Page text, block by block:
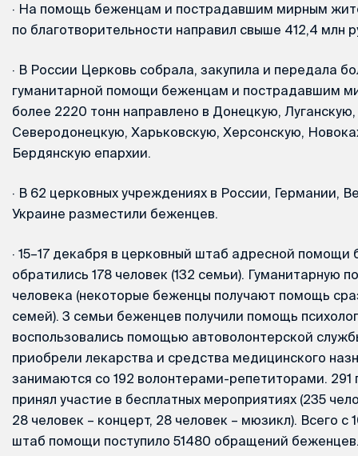
· На помощь беженцам и пострадавшим мирным
по благотворительности направил свыше 412,4 млн
· В России Церковь собрала, закупила и передала
гуманитарной помощи беженцам и пострадавшим
более 2220 тонн направлено в Донецкую, Луганскую,
Северодонецкую, Харьковскую, Херсонскую,
Бердянскую епархии.
· В 62 церковных учреждениях в России, Германии,
Украине разместили беженцев.
· 15–17 декабря в церковный штаб адресной
обратились 178 человек (132 семьи). Гуманитарную
человека (некоторые беженцы получают помощь
семей). 3 семьи беженцев получили помощь
воспользовались помощью автоволонтерской
приобрели лекарства и средства медицинского
занимаются со 192 волонтерами-репетиторами.
принял участие в бесплатных мероприятиях (235
28 человек – концерт, 28 человек – мюзикл). Всего с
штаб помощи поступило 51480 обращений